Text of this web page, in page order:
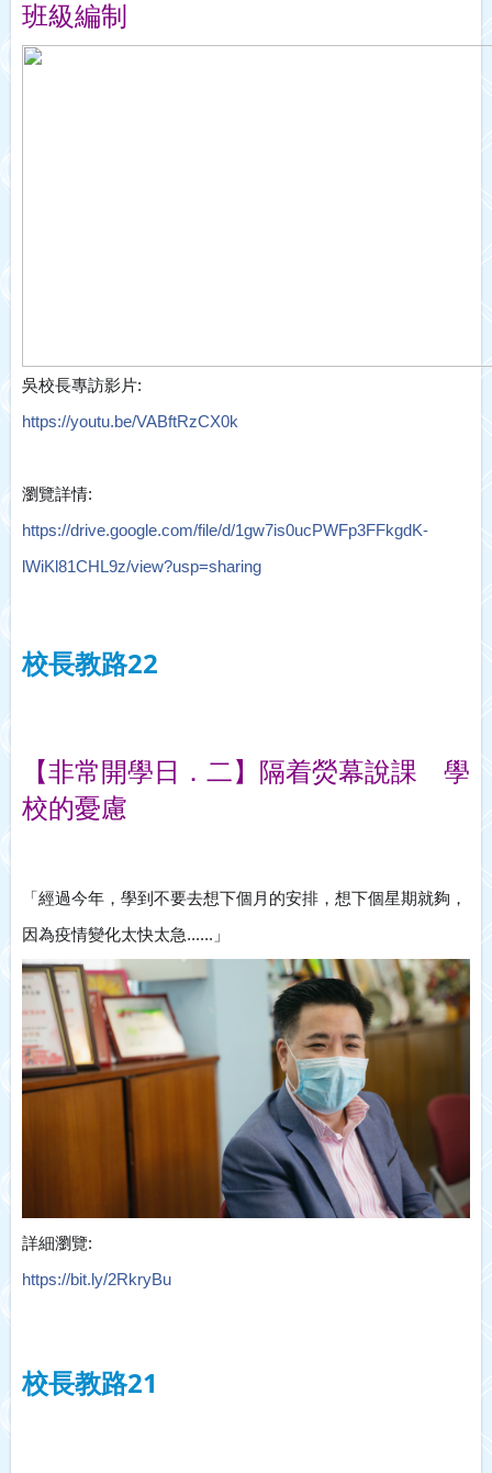
班級編制
吳校長專訪影片:
https://youtu.be/VABftRzCX0k
瀏覽詳情:
https://drive.google.com/file/d/1gw7is0ucPWFp3FFkgdK-
lWiKl81CHL9z/view?usp=sharing
校長教路22
【非常開學日．二】隔着熒幕說課　學
校的憂慮
「經過今年，學到不要去想下個月的安排，想下個星期就夠，
因為疫情變化太快太急......」
詳細瀏覽:
https://bit.ly/2RkryBu
校長教路21